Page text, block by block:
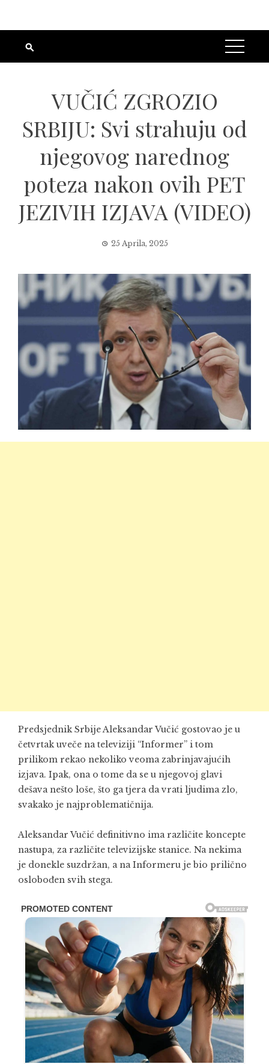
VUČIĆ ZGROZIO
SRBIJU: Svi strahuju od
njegovog narednog
poteza nakon ovih PET
JEZIVIH IZJAVA (VIDEO)
25 Aprila, 2025
Predsjednik Srbije Aleksandar Vučić gostovao je u
četvrtak uveče na televiziji “Informer” i tom
prilikom rekao nekoliko veoma zabrinjavajućih
izjava. Ipak, ona o tome da se u njegovoj glavi
dešava nešto loše, što ga tjera da vrati ljudima zlo,
svakako je najproblematičnija.
Aleksandar Vučić definitivno ima različite koncepte
nastupa, za različite televizijske stanice. Na nekima
je donekle suzdržan, a na Informeru je bio prilično
oslobođen svih stega.